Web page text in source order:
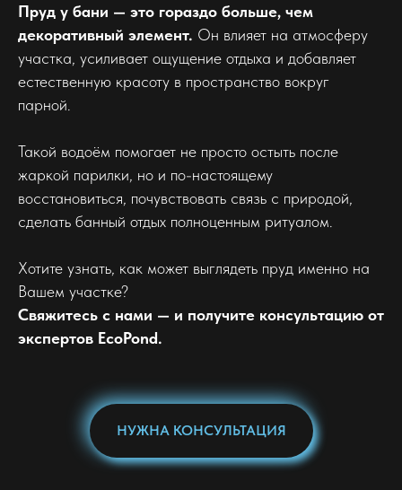
Пруд у бани — это гораздо больше, чем
декоративный элемент. Он влияет на атмосферу
участка, усиливает ощущение отдыха и добавляет
естественную красоту в пространство вокруг
парной.
Такой водоём помогает не просто остыть после
жаркой парилки, но и по-настоящему
восстановиться, почувствовать связь с природой,
сделать банный отдых полноценным ритуалом.
Хотите узнать, как может выглядеть пруд именно на
Вашем участке?
Свяжитесь с нами — и получите консультацию от
экспертов EcoPond.
НУЖНА КОНСУЛЬТАЦИЯ